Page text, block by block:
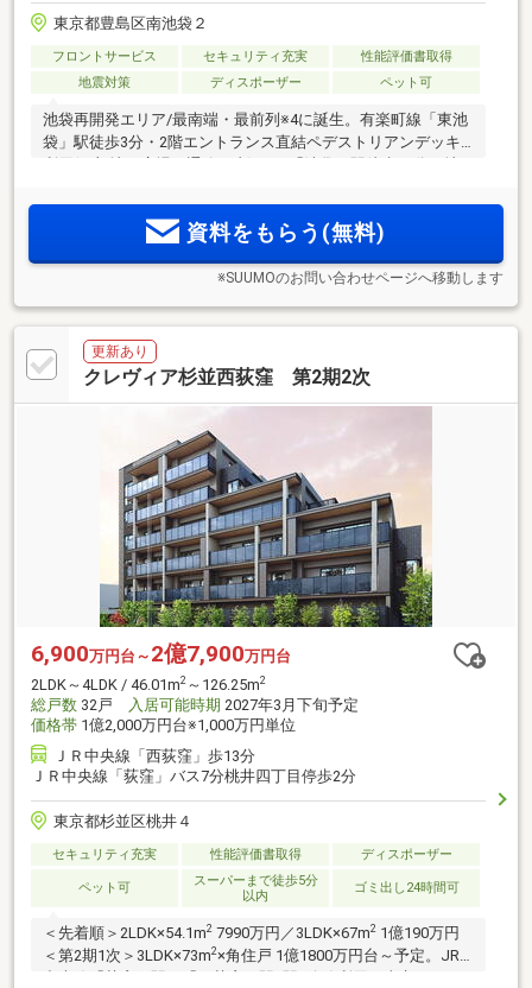
東京都豊島区南池袋２
フロントサービス セキュリティ充実
性能評価書取得
地震対策
ディスポーザー ペット可
池袋再開発エリア/最南端・最前列※4に誕生。有楽町線「東池
袋」駅徒歩3分・2階エントランス直結ペデストリアンデッキ
利用(一部地下広場・通路経由)・JR「池袋」駅徒歩10分、地
と、雑司ヶ谷の杜を眼下に、幻想的な都心の空を臨む大規模
タワーレジデンス
資料をもらう(無料)
※SUUMOのお問い合わせページへ移動します
更新あり
クレヴィア杉並西荻窪 第2期2次
6,900万円台～ 2億7,900万円台
2LDK～4LDK / 46.01m2 ～126.25m2
総戸数 32戸 入居可能時期 2027年3月下旬予定
価格帯 1億2,000万円台※1,000万円単位
ＪＲ中央線「西荻窪」歩13分
ＪＲ中央線「荻窪」バス7分桃井四丁目停歩2分
東京都杉並区桃井４
セキュリティ充実 性能評価書取得 ディスポーザー
ペット可
スーパーまで徒歩5分
以内
ゴミ出し24時間可
＜先着順＞2LDK×54.1m2 7990万円／3LDK×67m2 1億190万円
＜第2期1次＞3LDK×73m2×角住戸 1億1800万円台～予定。JR
中央線「荻窪」駅・「西荻窪」駅2駅3路線利用。東京メトロ